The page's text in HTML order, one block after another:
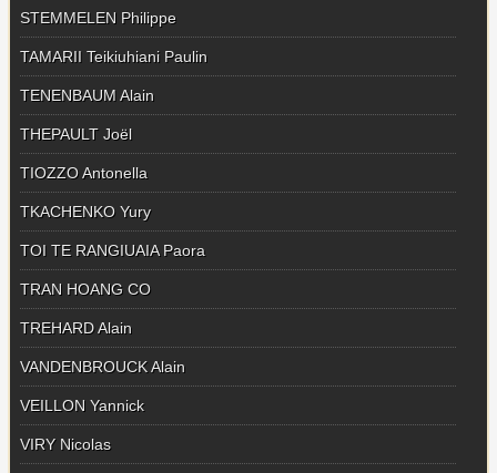
STEMMELEN Philippe
TAMARII Teikiuhiani Paulin
TENENBAUM Alain
THEPAULT Joël
TIOZZO Antonella
TKACHENKO Yury
TOI TE RANGIUAIA Paora
TRAN HOANG CO
TREHARD Alain
VANDENBROUCK Alain
VEILLON Yannick
VIRY Nicolas